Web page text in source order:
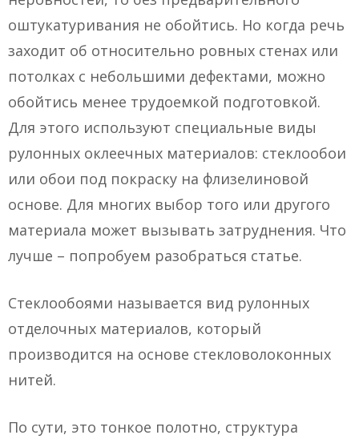
оштукатуривания не обойтись. Но когда речь
заходит об относительно ровных стенах или
потолках с небольшими дефектами, можно
обойтись менее трудоемкой подготовкой.
Для этого используют специальные виды
рулонных оклеечных материалов: стеклообои
или обои под покраску на флизелиновой
основе. Для многих выбор того или другого
материала может вызывать затруднения. Что
лучше – попробуем разобраться статье.
Стеклообоями называется вид рулонных
отделочных материалов, который
производится на основе стекловолоконных
нитей.
По сути, это тонкое полотно, структура